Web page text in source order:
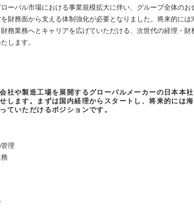
ーバル市場における事業規模拡大に伴い、グループ全体のお
財務面から支える体制強化が必要となりました。将来的には
務業務へとキャリアを広げていただける、次世代の経理・財
します。
社や製造工場を展開するグローバルメーカーの日本本
します。まずは国内経理からスタートし、将来的には
ていただけるポジションです。
理